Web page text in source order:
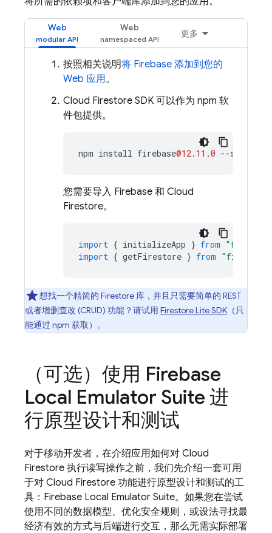
Web Web
更多
按照相关说明将 Firebase 添加到您的
Web 应用。
Cloud Firestore SDK 可以作为 npm 软
件包提供。
npm install firebase@12.11.0 --save
您需要导入 Firebase 和 Cloud
Firestore。
import { initializeApp } from
import { getFirestore } from
想找一个精简的 Firestore 库，并且只需要简单的 REST
或者增删查改 (CRUD) 功能？请试用 Firestore Lite SDK （只
能通过 npm 获取）。
（可选）使用 Firebase
Local Emulator Suite 进
行原型设计和测试
对于移动开发者，在介绍应用如何对 Cloud
Firestore 执行读写操作之前，我们先介绍一套可用
于对 Cloud Firestore 功能进行原型设计和测试的工
具： Firebase Local Emulator Suite。如果您在尝试
使用不同的数据模型、优化安全规则，或设法寻找最
经济有效的方式与后端进行交互，那么无需实际部署